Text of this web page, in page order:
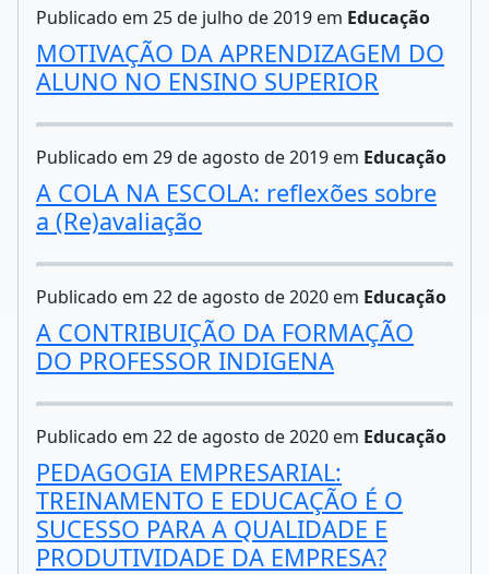
Publicado em 25 de julho de 2019 em Educação
MOTIVAÇÃO DA APRENDIZAGEM DO
ALUNO NO ENSINO SUPERIOR
Publicado em 29 de agosto de 2019 em Educação
A COLA NA ESCOLA: reflexões sobre
a (Re)avaliação
Publicado em 22 de agosto de 2020 em Educação
A CONTRIBUIÇÃO DA FORMAÇÃO
DO PROFESSOR INDIGENA
Publicado em 22 de agosto de 2020 em Educação
PEDAGOGIA EMPRESARIAL:
TREINAMENTO E EDUCAÇÃO É O
SUCESSO PARA A QUALIDADE E
PRODUTIVIDADE DA EMPRESA?